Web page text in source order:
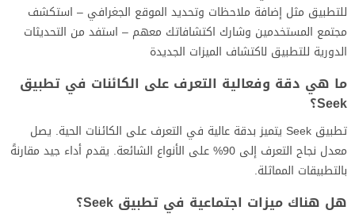
للتطبيق مثل إضافة ملاحظات وتحديد الموقع الجغرافي – استكشف
مجتمع المستخدمين وشارك اكتشافاتك معهم – استفد من التحديثات
الدورية للتطبيق لاكتشاف الميزات الجديدة
ما هي دقة وفعالية التعرف على الكائنات في تطبيق
Seek؟
تطبيق Seek يتميز بدقة عالية في التعرف على الكائنات الحية. يصل
معدل نجاح التعرف إلى 90% على الأنواع الشائعة. يقدم أداء جيد مقارنةً
بالتطبيقات المماثلة.
هل هناك ميزات اجتماعية في تطبيق Seek؟